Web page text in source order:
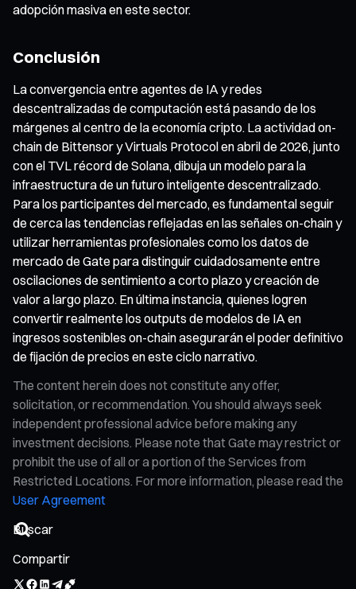
adopción masiva en este sector.
Conclusión
La convergencia entre agentes de IA y redes
descentralizadas de computación está pasando de los
márgenes al centro de la economía cripto. La actividad on-
chain de Bittensor y Virtuals Protocol en abril de 2026, junto
con el TVL récord de Solana, dibuja un modelo para la
infraestructura de un futuro inteligente descentralizado.
Para los participantes del mercado, es fundamental seguir
de cerca las tendencias reflejadas en las señales on-chain y
utilizar herramientas profesionales como los datos de
mercado de Gate para distinguir cuidadosamente entre
oscilaciones de sentimiento a corto plazo y creación de
valor a largo plazo. En última instancia, quienes logren
convertir realmente los outputs de modelos de IA en
ingresos sostenibles on-chain asegurarán el poder definitivo
de fijación de precios en este ciclo narrativo.
The content herein does not constitute any offer,
solicitation, or recommendation. You should always seek
independent professional advice before making any
investment decisions. Please note that Gate may restrict or
prohibit the use of all or a portion of the Services from
Restricted Locations. For more information, please read the
User Agreement
Compartir